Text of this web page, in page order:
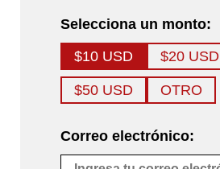
Selecciona un monto:
$10 USD
$20 USD
$50 USD OTRO
Correo electrónico: